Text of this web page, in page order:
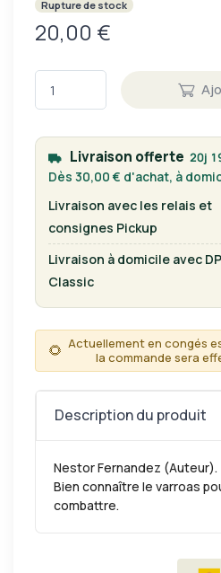
Rupture de stock
20,00 €
Livraison offerte 20j
Dès 30,00 € d'achat, à
Livraison avec les relais et
consignes Pickup
Livraison à domicile avec
Classic
🌻 Actuellement en congés
la commande sera
Description du produit
Nestor Fernandez (Auteur).
Bien connaître le varroas
combattre.